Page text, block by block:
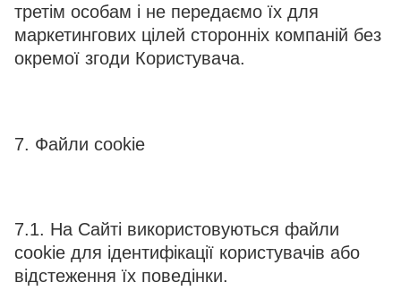
третім особам і не передаємо їх для
маркетингових цілей сторонніх компаній без
окремої згоди Користувача.
7. Файли cookie
7.1. На Сайті використовуються файли
cookie для ідентифікації користувачів або
відстеження їх поведінки.